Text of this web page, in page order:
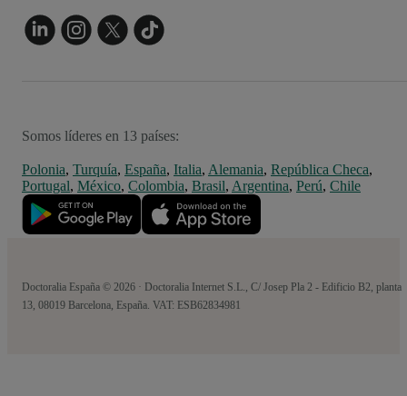
Somos líderes en 13 países:
Polonia, Turquía, España, Italia, Alemania, República Checa,
Portugal, México, Colombia, Brasil, Argentina, Perú, Chile
Doctoralia España © 2026 · Doctoralia Internet S.L., C/ Josep Pla 2 - Edificio B2, planta
13, 08019 Barcelona, España. VAT: ESB62834981